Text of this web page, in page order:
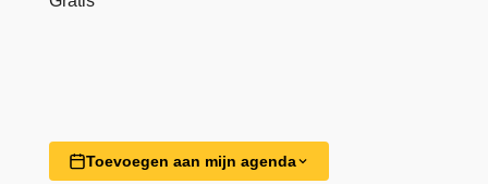
Toevoegen aan mijn agenda